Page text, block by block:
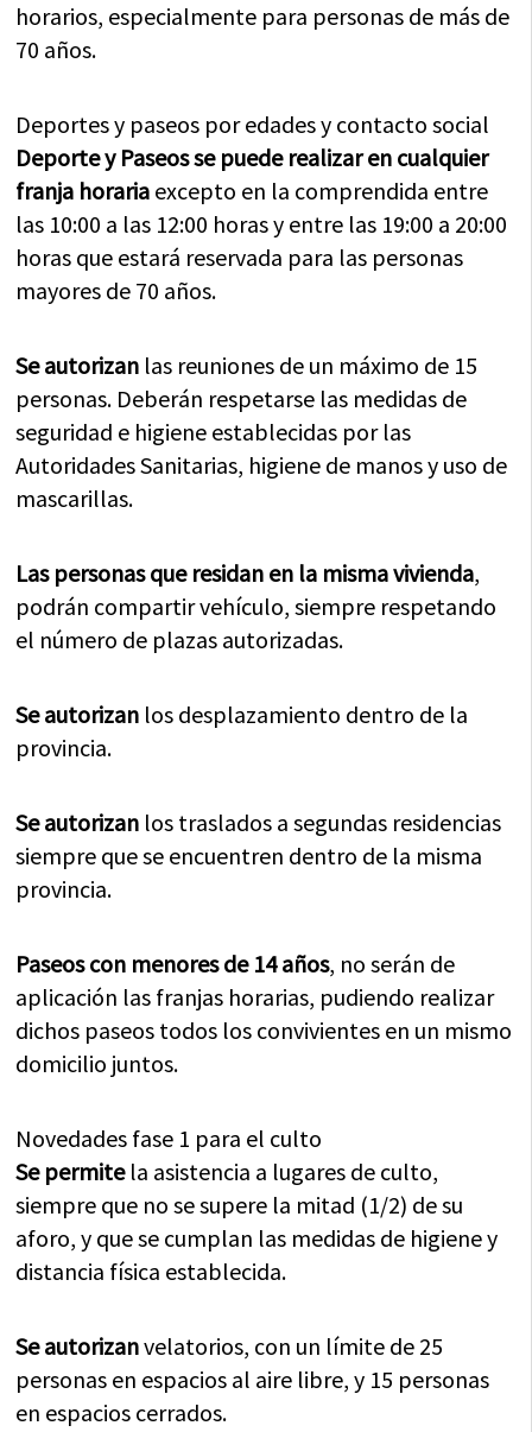
horarios, especialmente para personas de más de
70 años.
Deportes y paseos por edades y contacto social
Deporte y Paseos se puede realizar en cualquier
franja horaria excepto en la comprendida entre
las 10:00 a las 12:00 horas y entre las 19:00 a 20:00
horas que estará reservada para las personas
mayores de 70 años.
Se autorizan las reuniones de un máximo de 15
personas. Deberán respetarse las medidas de
seguridad e higiene establecidas por las
Autoridades Sanitarias, higiene de manos y uso de
mascarillas.
Las personas que residan en la misma vivienda,
podrán compartir vehículo, siempre respetando
el número de plazas autorizadas.
Se autorizan los desplazamiento dentro de la
provincia.
Se autorizan los traslados a segundas residencias
siempre que se encuentren dentro de la misma
provincia.
Paseos con menores de 14 años, no serán de
aplicación las franjas horarias, pudiendo realizar
dichos paseos todos los convivientes en un mismo
domicilio juntos.
Novedades fase 1 para el culto
Se permitela asistencia a lugares de culto,
siempre que no se supere la mitad (1/2) de su
aforo, y que se cumplan las medidas de higiene y
distancia física establecida.
Se autorizanvelatorios, con un límite de 25
personas en espacios al aire libre, y 15 personas
en espacios cerrados.